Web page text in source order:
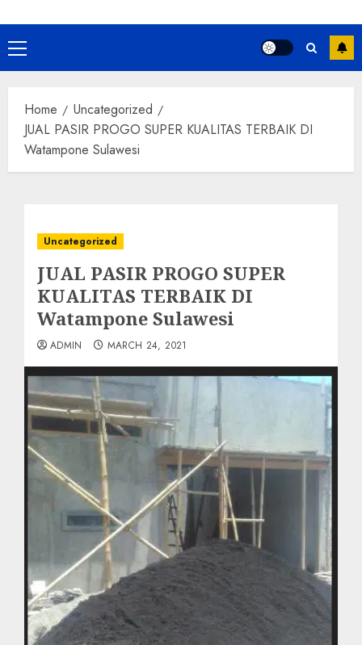
Primary
Menu
Home
Uncategorized
JUAL PASIR PROGO SUPER KUALITAS TERBAIK DI
Watampone Sulawesi
Uncategorized
JUAL PASIR PROGO SUPER
KUALITAS TERBAIK DI
Watampone Sulawesi
ADMIN MARCH 24, 2021